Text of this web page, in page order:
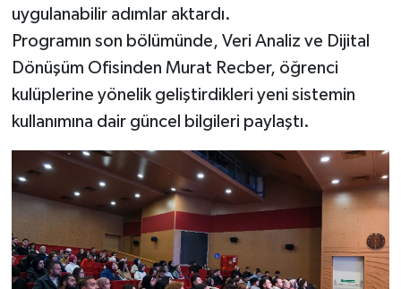
uygulanabilir adımlar aktardı.
Programın son bölümünde, Veri Analiz ve Dijital
Dönüşüm Ofisinden Murat Recber, öğrenci
kulüplerine yönelik geliştirdikleri yeni sistemin
kullanımına dair güncel bilgileri paylaştı.